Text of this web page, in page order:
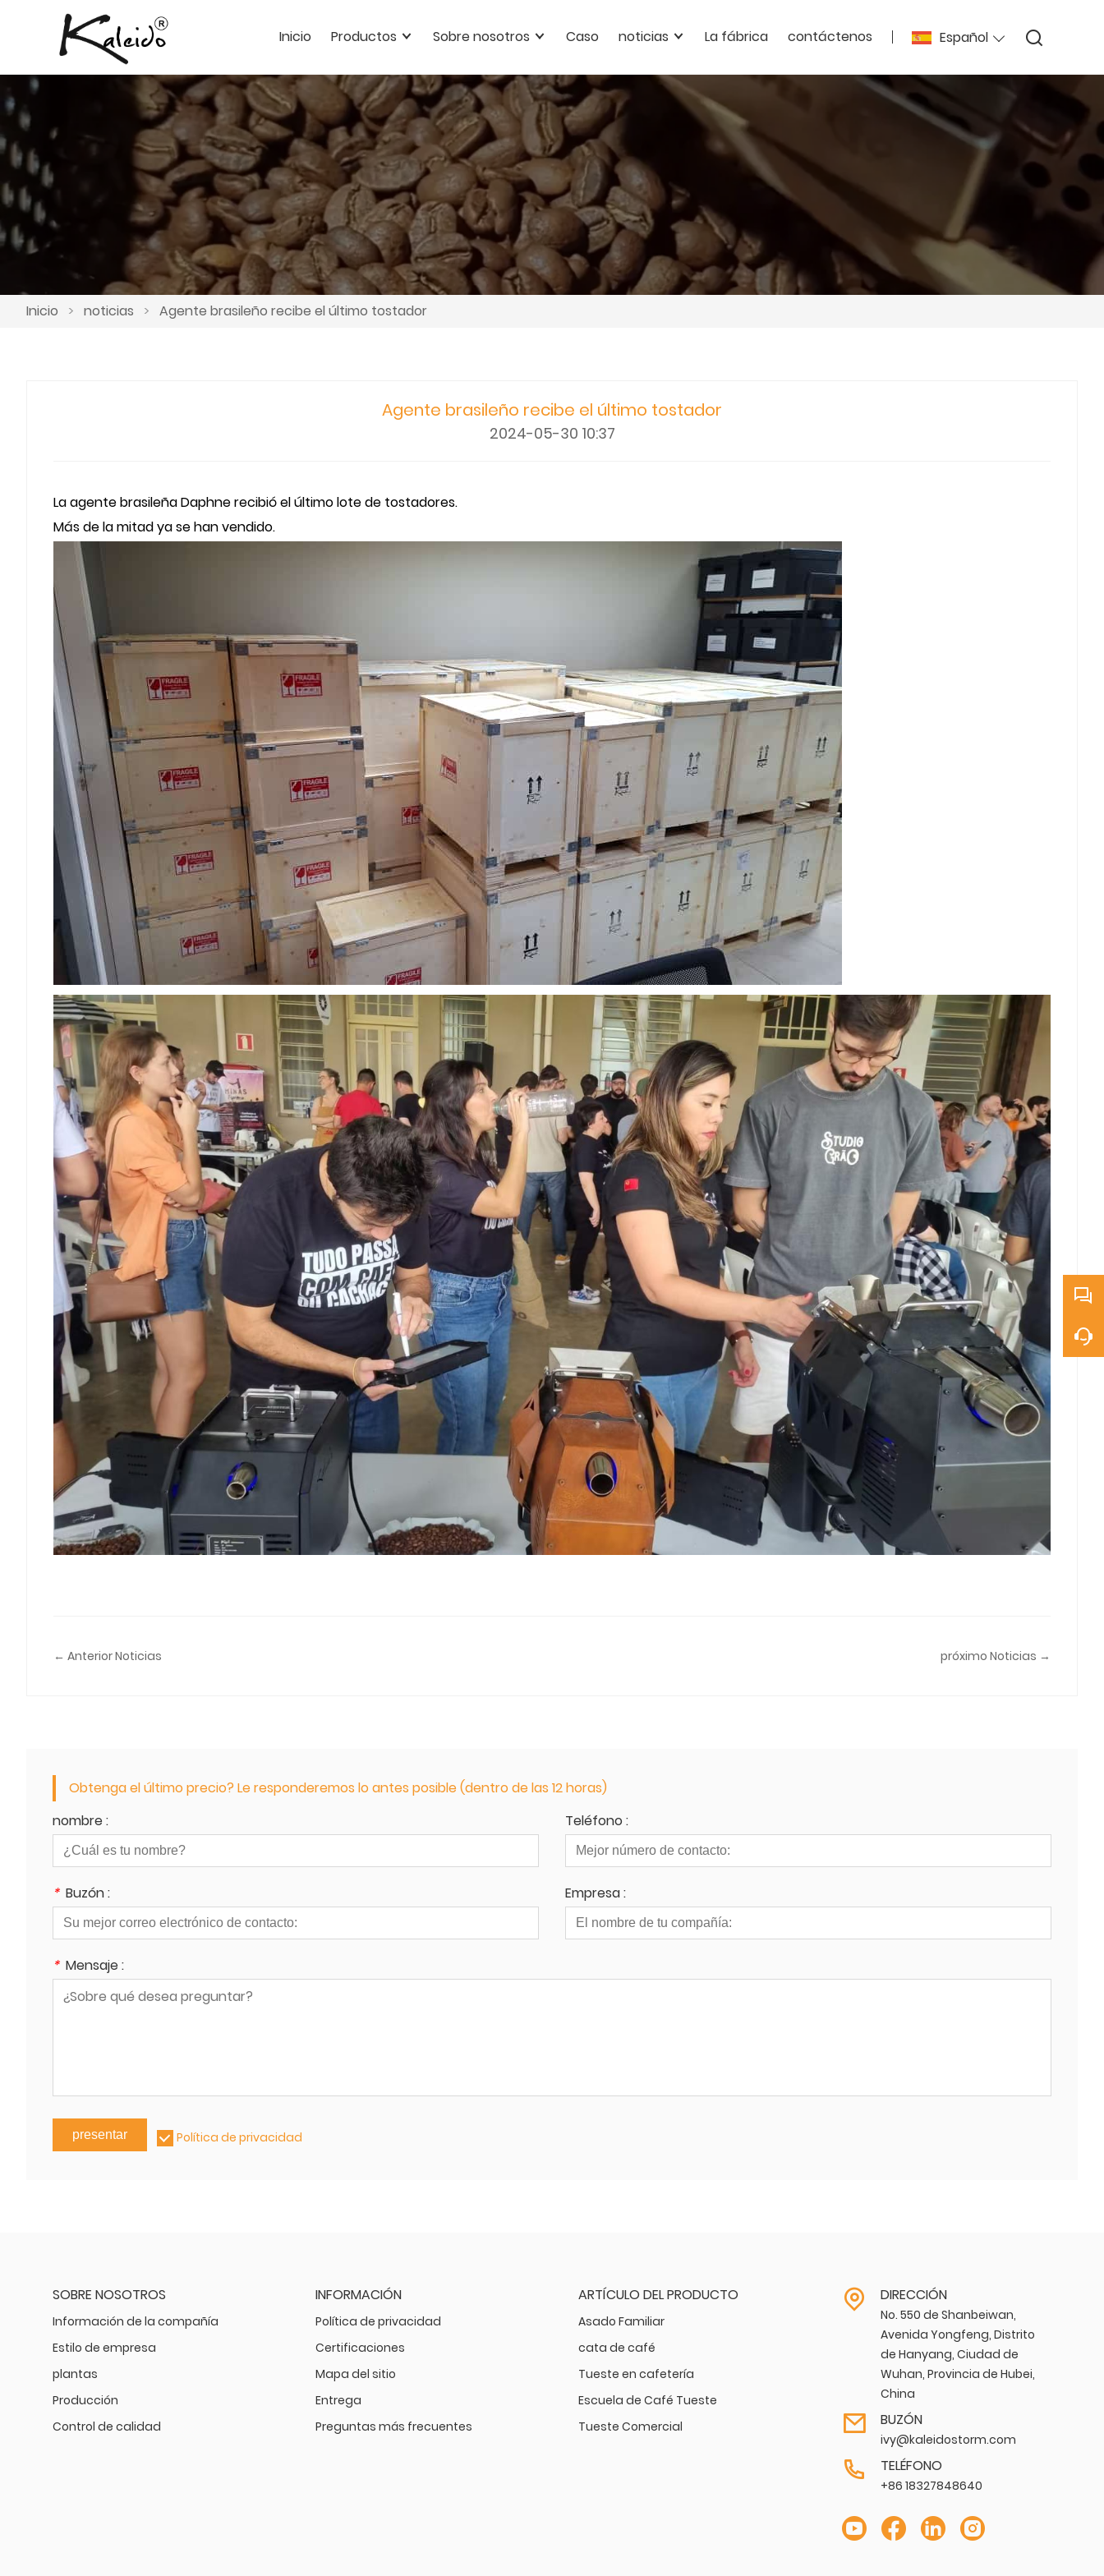
Español
Inicio Productos Sobre nosotros Caso noticias La fábrica contáctenos
Inicio > noticias > Agente brasileño recibe el último tostador
Agente brasileño recibe el último tostador
2024-05-30 10:37
La agente brasileña Daphne recibió el último lote de tostadores.
Más de la mitad ya se han vendido.
← Anterior Noticias próximo Noticias →
Obtenga el último precio? Le responderemos lo antes posible (dentro de las 12 horas)
nombre :
Teléfono :
* Buzón : Empresa :
* Mensaje :
presentar Política de privacidad
SOBRE NOSOTROS
Información de la compañía
Estilo de empresa
plantas
Producción
Control de calidad
INFORMACIÓN
Política de privacidad
Certificaciones
Mapa del sitio
Entrega
Preguntas más frecuentes
ARTÍCULO DEL PRODUCTO
Asado Familiar
cata de café
Tueste en cafetería
Escuela de Café Tueste
Tueste Comercial
DIRECCIÓN
No. 550 de Shanbeiwan,
Avenida Yongfeng, Distrito
de Hanyang, Ciudad de
Wuhan, Provincia de Hubei,
China
BUZÓN
ivy@kaleidostorm.com
TELÉFONO
+86 18327848640